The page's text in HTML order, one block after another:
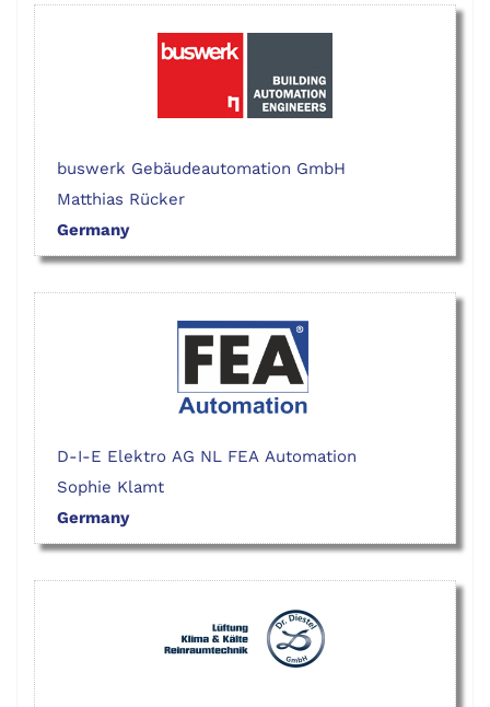
buswerk Gebäudeautomation GmbH
Matthias Rücker
Germany
D-I-E Elektro AG NL FEA Automation
Sophie Klamt
Germany